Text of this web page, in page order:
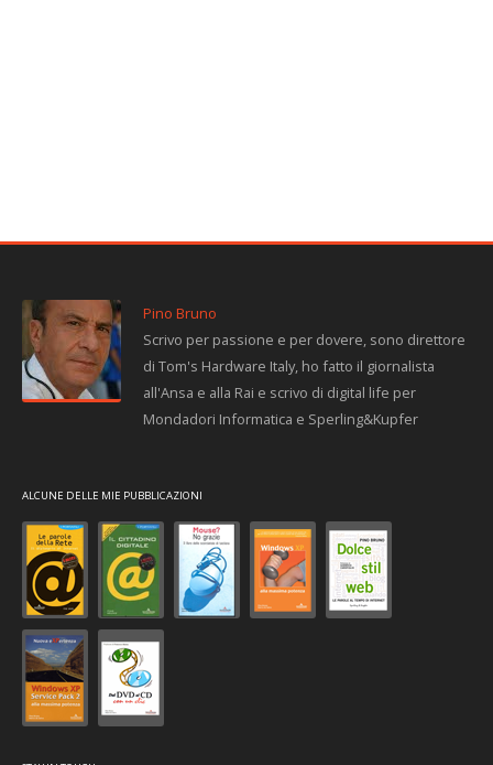
Pino Bruno
Scrivo per passione e per dovere, sono direttore
di Tom's Hardware Italy, ho fatto il giornalista
all'Ansa e alla Rai e scrivo di digital life per
Mondadori Informatica e Sperling&Kupfer
ALCUNE DELLE MIE PUBBLICAZIONI